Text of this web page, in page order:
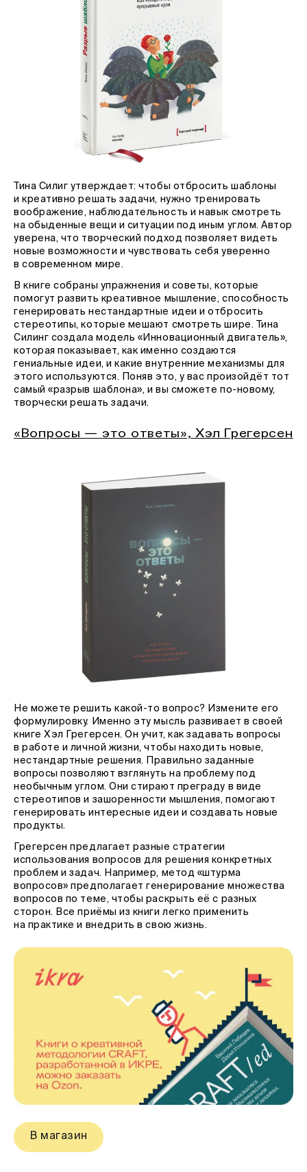
Тина Силиг утверждает: чтобы отбросить шаблоны
и креативно решать задачи, нужно тренировать
воображение, наблюдательность и навык смотреть
на обыденные вещи и ситуации под иным углом. Автор
уверена, что творческий подход позволяет видеть
новые возможности и чувствовать себя уверенно
в современном мире.
В книге собраны упражнения и советы, которые
помогут развить креативное мышление, способность
генерировать нестандартные идеи и отбросить
стереотипы, которые мешают смотреть шире. Тина
Силинг создала модель «Инновационный двигатель»,
которая показывает, как именно создаются
гениальные идеи, и какие внутренние механизмы для
этого используются. Поняв это, у вас произойдёт тот
самый «разрыв шаблона», и вы сможете по-новому,
творчески решать задачи.
«Вопросы — это ответы», Хэл Грегерсен
Не можете решить какой-то вопрос? Измените его
формулировку. Именно эту мысль развивает в своей
книге Хэл Грегерсен. Он учит, как задавать вопросы
в работе и личной жизни, чтобы находить новые,
нестандартные решения. Правильно заданные
вопросы позволяют взглянуть на проблему под
необычным углом. Они стирают преграду в виде
стереотипов и зашоренности мышления, помогают
генерировать интересные идеи и создавать новые
продукты.
Грегерсен предлагает разные стратегии
использования вопросов для решения конкретных
проблем и задач. Например, метод «штурма
вопросов» предполагает генерирование множества
вопросов по теме, чтобы раскрыть её с разных
сторон. Все приёмы из книги легко применить
на практике и внедрить в свою жизнь.
В магазин